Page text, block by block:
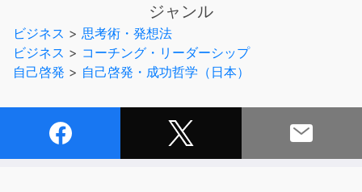
ふとそう思ってしまったあなたに寄り添い、そっと背中を
押してくれる、厳しくも温かい言葉の数々が詰まった1冊
です。
自分の役割を見つけ、企業をより良くしていくための心得
ジャンル
ビジネス > 思考術・発想法
ビジネス > コーチング・リーダーシップ
自己啓発 > 自己啓発・成功哲学（日本）